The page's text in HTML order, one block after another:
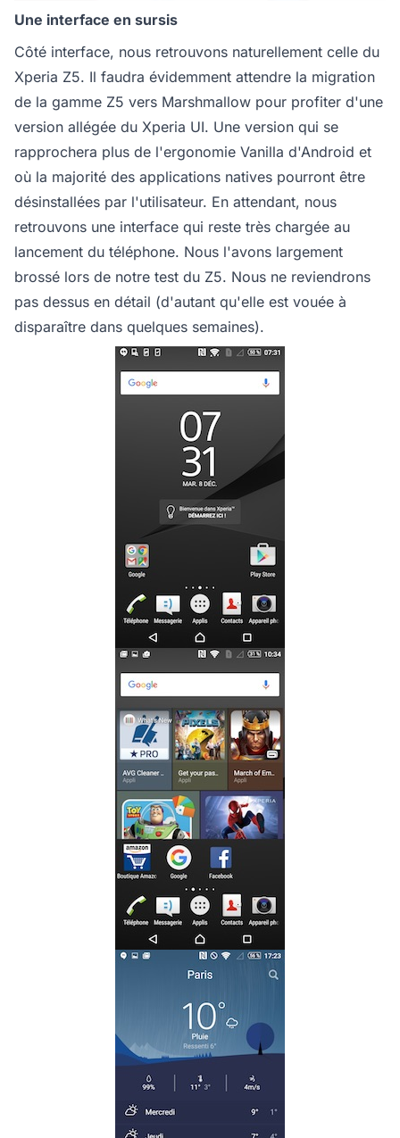
Une interface en sursis
Côté interface, nous retrouvons naturellement celle du
Xperia Z5. Il faudra évidemment attendre la migration
de la gamme Z5 vers Marshmallow pour profiter d'une
version allégée du Xperia UI. Une version qui se
rapprochera plus de l'ergonomie Vanilla d'Android et
où la majorité des applications natives pourront être
désinstallées par l'utilisateur. En attendant, nous
retrouvons une interface qui reste très chargée au
lancement du téléphone. Nous l'avons largement
brossé lors de notre test du Z5. Nous ne reviendrons
pas dessus en détail (d'autant qu'elle est vouée à
disparaître dans quelques semaines).